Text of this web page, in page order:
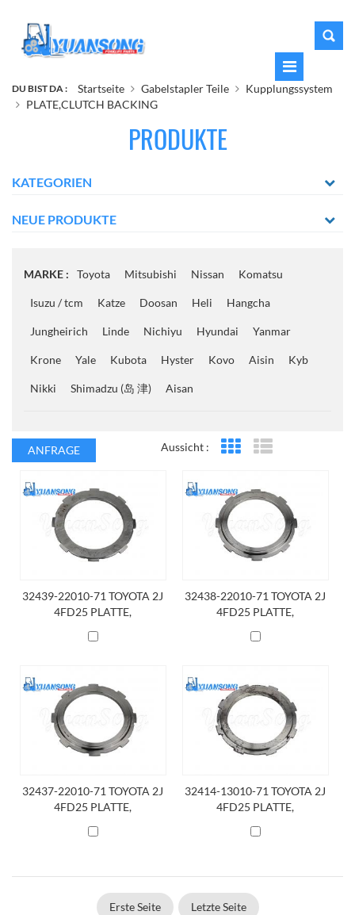
DU BIST DA : Startseite Gabelstapler Teile
Kupplungssystem
PLATE,CLUTCH BACKING
PRODUKTE
KATEGORIEN
NEUE PRODUKTE
MARKE : Toyota Mitsubishi Nissan Komatsu
Isuzu / tcm Katze Doosan Heli Hangcha
Jungheirich Linde Nichiyu Hyundai Yanmar
Krone Yale Kubota Hyster Kovo Aisin Kyb
Nikki Shimadzu (岛 津) Aisan
ANFRAGE Aussicht : Rasteransicht
32439-22010-71 TOYOTA 2J
4FD25 PLATTE,
NG
32438-22010-71 TOYOTA 2J
4FD25 PLATTE,
NG
32437-22010-71 TOYOTA 2J
4FD25 PLATTE,
NG
32414-13010-71 TOYOTA 2J
4FD25 PLATTE,
NG
Erste Seite Letzte Seite